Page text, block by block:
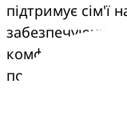
підтримує сім'ї
забезпечуючи
комфорту, що
покоління.